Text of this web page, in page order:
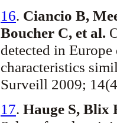
16. Ciancio B,
Boucher C, et al.
detected in
characteristics
Surveill 2009;
17. Hauge S, Blix